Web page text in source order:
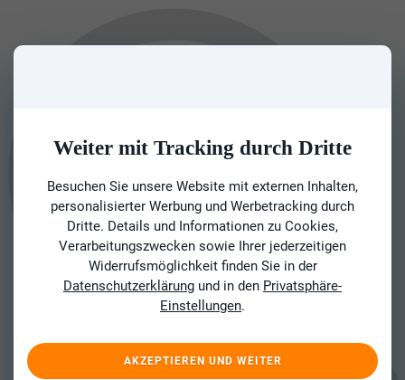
Weiter mit Tracking durch Dritte
Besuchen Sie unsere Website mit externen Inhalten,
personalisierter Werbung und Werbetracking durch
Dritte. Details und Informationen zu Cookies,
Verarbeitungszwecken sowie Ihrer jederzeitigen
Widerrufsmöglichkeit finden Sie in der
Datenschutzerklärung und in den Privatsphäre-
Einstellungen.
AKZEPTIEREN UND WEITER